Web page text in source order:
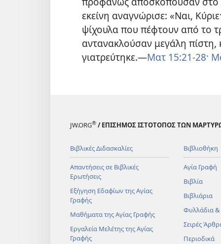
εκείνη αναγνώρισε: «Ναι,
ψίχουλα που πέφτουν από το
αντανακλούσαν μεγάλη
γιατρεύτηκε.—Ματ 15:21-28·
JW.ORG® / ΕΠΙΣΗΜΟΣ ΙΣΤΟΤΟΠΟΣ ΤΩΝ
Βιβλικές Διδασκαλίες
Απαντήσεις σε Βιβλικές
Ερωτήσεις
Εξήγηση Εδαφίων της Αγίας
Γραφής
Μαθήματα της Αγίας Γραφής
Εργαλεία Μελέτης της Αγίας
Γραφής
Βιβλιοθήκη
Αγία Γραφή
Βιβλία
Βιβλιάρια
Φυλλάδια
Σειρές
Περιοδικά